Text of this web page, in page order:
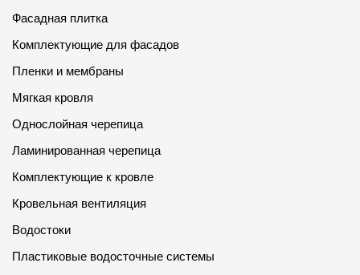
Фасадная плитка
Комплектующие для фасадов
Пленки и мембраны
Мягкая кровля
Однослойная черепица
Ламинированная черепица
Комплектующие к кровле
Кровельная вентиляция
Водостоки
Пластиковые водосточные системы